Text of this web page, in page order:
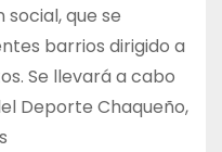
social, que se
barrios dirigido a
Se llevará a cabo
Deporte Chaqueño,